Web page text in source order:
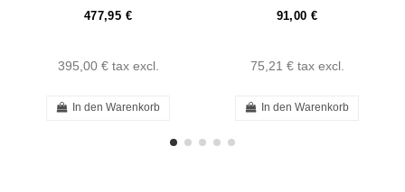
250SE 280SE
477,95 €
395,00 € tax excl.
In den Warenkorb
91,00 €
75,21 € tax excl.
In den Warenkorb